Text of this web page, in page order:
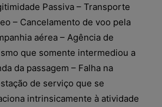
Passiva – Transporte
– Cancelamento de voo pela
aérea – Agência de
que somente intermediou a
da passagem – Falha na
de serviço que se
intrinsicamente à atividade